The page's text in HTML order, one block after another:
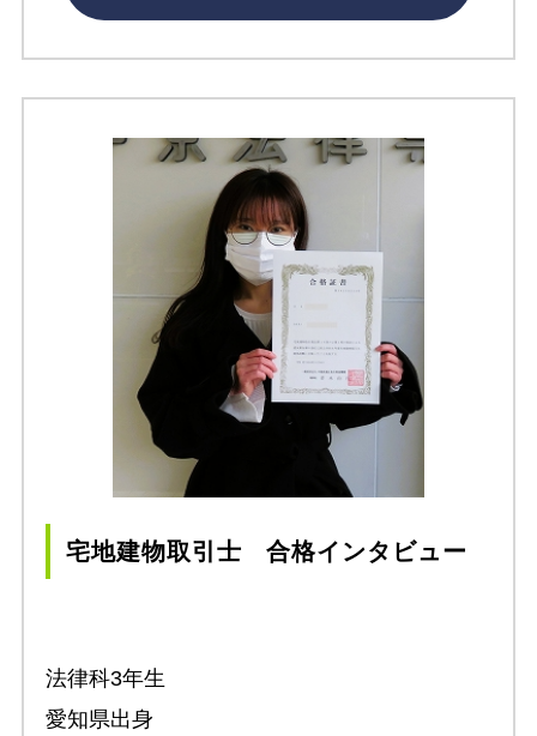
宅地建物取引士 合格インタビュー
法律科3年生
愛知県出身